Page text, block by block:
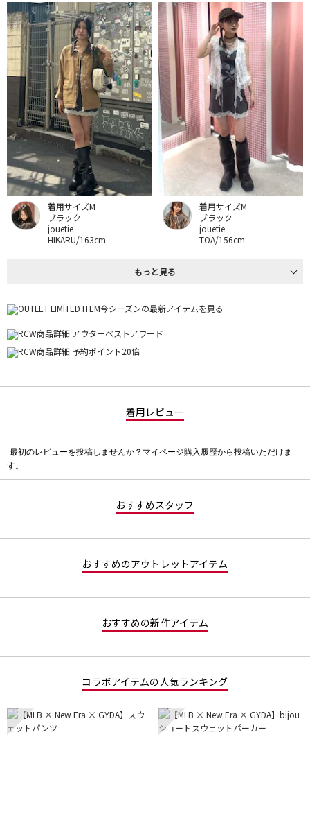
着用サイズM
ブラック
jouetie
HIKARU/163cm
着用サイズM
ブラック
jouetie
TOA/156cm
もっと見る
着用レビュー
評
価
最初のレビューを投稿しませんか？マイページ購入履歴から投稿いただけま
す。
おすすめスタッフ
おすすめのアウトレットアイテム
おすすめの新作アイテム
コラボアイテムの人気ランキング
1 2